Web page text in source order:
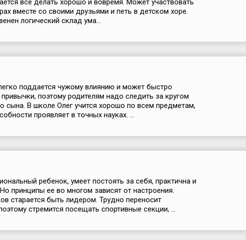
все делать хорошо и вовремя. Может участвовать
вместе со своими друзьями и петь в детском хоре.
логический склад ума...
поддается чужому влиянию и может быстро
поэтому родителям надо следить за кругом
сына. В школе Олег учится хорошо по всем предметам,
проявляет в точных науках. ...
ребенок, умеет постоять за себя, практична и
принципы ее во многом зависят от настроения.
старается быть лидером. Трудно переносит
стремится посещать спортивные секции, ...